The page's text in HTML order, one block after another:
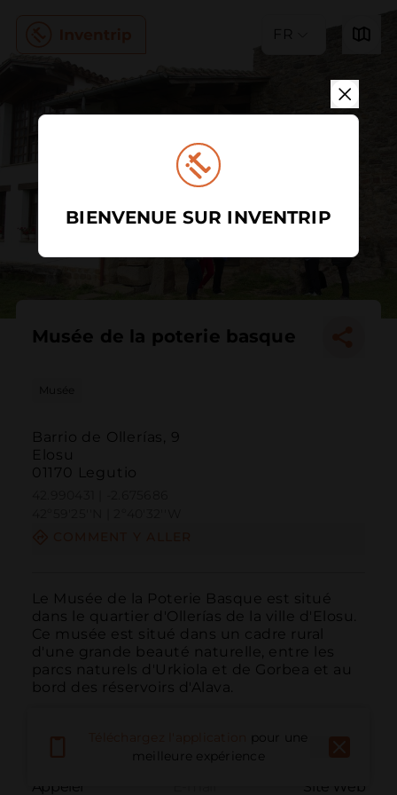
FR
Musée de la poterie basque
Musée
Barrio de Ollerías, 9
Elosu
01170 Legutio
Le Musée de la Poterie Basque est situé
dans le quartier d'Ollerías de la ville d'Elosu.
Ce musée est situé dans un cadre rural
d'une grande beauté naturelle, entre les
parcs naturels d'Urkiola et de Gorbea et au
bord des réservoirs d'Alava.
Appeler Site Web
pour une
meilleure expérience
BIENVENUE SUR INVENTRIP